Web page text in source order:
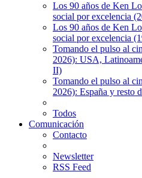
Los 90 años de Ken
social por excelencia
Los 90 años de Ken
social por excelencia
Tomando el pulso al
2026): USA,
II)
Tomando el pulso al
2026): España y resto
Todos
Comunicación
Contacto
Newsletter
RSS Feed